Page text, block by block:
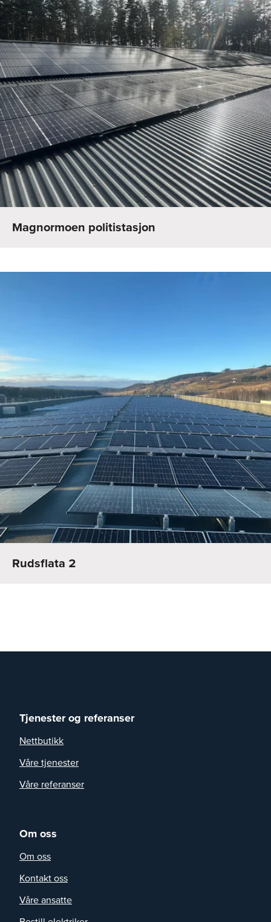
Magnormoen politistasjon
Rudsflata 2
Tjenester og referanser
Nettbutikk
Våre tjenester
Våre referanser
Om oss
Om oss
Kontakt oss
Våre ansatte